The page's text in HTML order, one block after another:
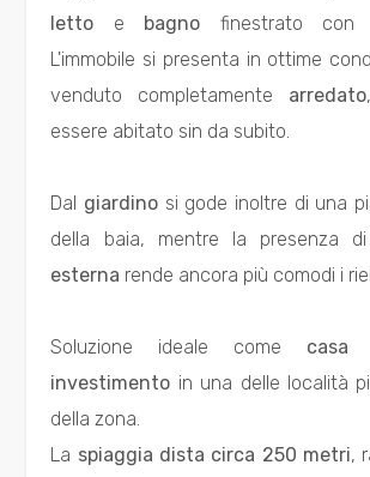
letto e bagno finestrato con
L'immobile si presenta in ottime
venduto completamente arredato
essere abitato sin da subito.
Dal giardino si gode inoltre di una
della baia, mentre la presenza
esterna rende ancora più comodi i
Soluzione ideale come casa
investimento in una delle località
della zona.
La spiaggia dista circa 250 metri,
Totale
mq
Locali
Qualsiasi